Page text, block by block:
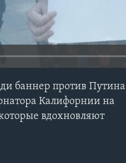
баннер против Путина
Калифорнии на
вдохновляют